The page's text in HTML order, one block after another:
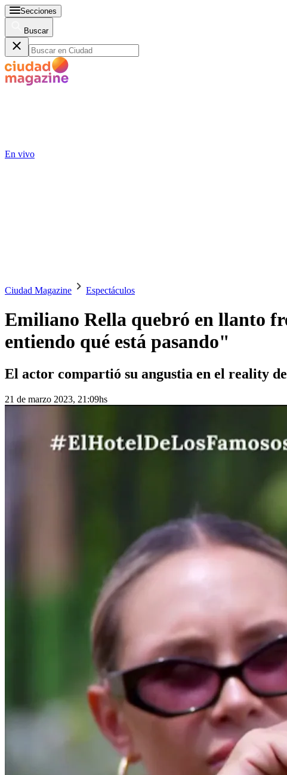
Secciones
Buscar
En vivo
Ciudad Magazine Espectáculos
Emiliano Rella quebró en llanto
entiendo qué está pasando"
El actor compartió su angustia en el reality
21 de marzo 2023, 21:09hs